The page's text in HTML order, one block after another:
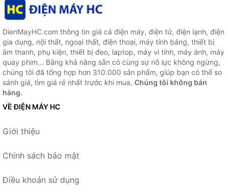
DienMayHC.com thông tin giá cả điện máy, điện tử, điện lạnh, điện
gia dụng, nội thất, ngoại thất, điện thoại, máy tính bảng, thiết bị
âm thanh, phụ kiện, thiết bị đeo, laptop, máy vi tính, máy ảnh, máy
quay phim... Bằng khả năng sẵn có cùng sự nỗ lực không ngừng,
chúng tôi đã tổng hợp hơn 310.000 sản phẩm, giúp bạn có thể so
sánh giá, tìm giá rẻ nhất trước khi mua. Chúng tôi không bán
hàng.
VỀ ĐIỆN MÁY HC
Giới thiệu
Chính sách bảo mật
Điều khoản sử dụng